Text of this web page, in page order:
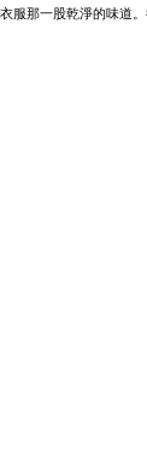
服那一股乾淨的味道